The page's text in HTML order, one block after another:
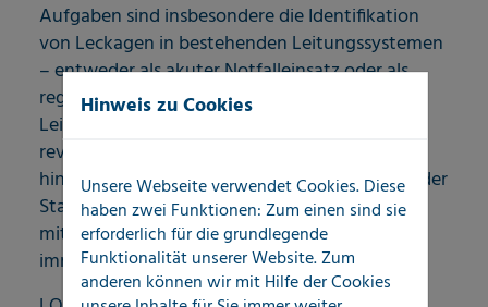
Aufgaben sind insbesondere die Identifikation
von Leckagen in bestehenden Leitungssystemen
– entweder als akuter Notfalleinsatz oder als
regelmäßige, geplante Revision aller
Leitungssysteme ganzer Ortschaften
revolvierend und über größere Zeitspanne
hinweg. Auch das Outsourcing von Aufgaben der
Stadtwerke an externe Dienstleistungspartner
mit hohem Spezialisierungsgrad spielt eine
immer größere Rolle.
Hinweis zu Cookies
Unsere Webseite verwendet Cookies. Diese
haben zwei Funktionen: Zum einen sind sie
erforderlich für die grundlegende
Funktionalität unserer Website. Zum
anderen können wir mit Hilfe der Cookies